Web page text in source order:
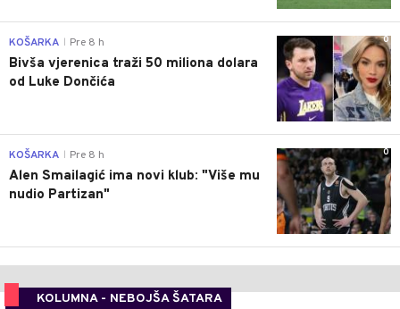
0
KOŠARKA Pre 8 h
Bivša vjerenica traži 50 miliona dolara
od Luke Dončića
0
KOŠARKA Pre 8 h
Alen Smailagić ima novi klub: "Više mu
nudio Partizan"
KOLUMNA - NEBOJŠA ŠATARA